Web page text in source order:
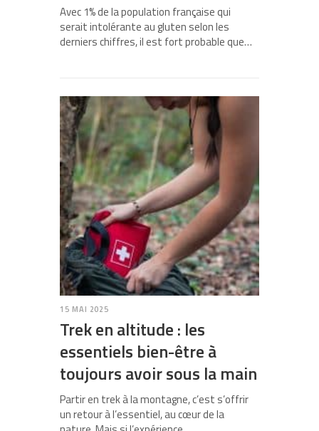
Avec 1% de la population française qui
serait intolérante au gluten selon les
derniers chiffres, il est fort probable que…
15 MAI 2025
Trek en altitude : les
essentiels bien-être à
toujours avoir sous la main
Partir en trek à la montagne, c’est s’offrir
un retour à l’essentiel, au cœur de la